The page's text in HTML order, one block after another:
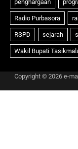
Copyright © 2026 e-